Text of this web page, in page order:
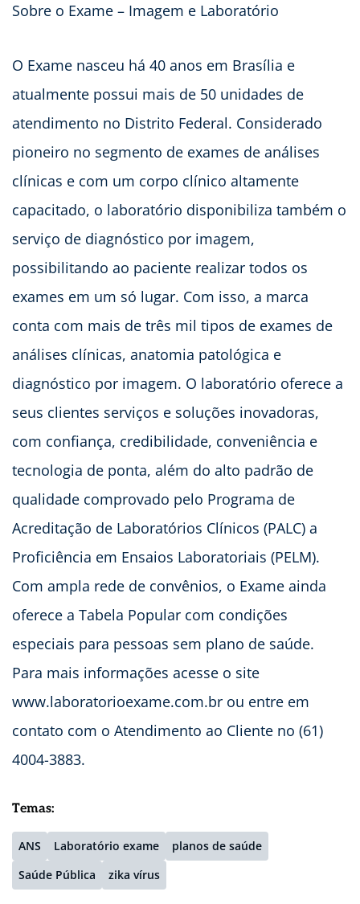
Sobre o Exame – Imagem e Laboratório
O Exame nasceu há 40 anos em Brasília e
atualmente possui mais de 50 unidades de
atendimento no Distrito Federal. Considerado
pioneiro no segmento de exames de análises
clínicas e com um corpo clínico altamente
capacitado, o laboratório disponibiliza também o
serviço de diagnóstico por imagem,
possibilitando ao paciente realizar todos os
exames em um só lugar. Com isso, a marca
conta com mais de três mil tipos de exames de
análises clínicas, anatomia patológica e
diagnóstico por imagem. O laboratório oferece a
seus clientes serviços e soluções inovadoras,
com confiança, credibilidade, conveniência e
tecnologia de ponta, além do alto padrão de
qualidade comprovado pelo Programa de
Acreditação de Laboratórios Clínicos (PALC) a
Proficiência em Ensaios Laboratoriais (PELM).
Com ampla rede de convênios, o Exame ainda
oferece a Tabela Popular com condições
especiais para pessoas sem plano de saúde.
Para mais informações acesse o site
www.laboratorioexame.com.br ou entre em
contato com o Atendimento ao Cliente no (61)
4004-3883.
Temas:
ANS Laboratório exame
planos de saúde
Saúde Pública
zika vírus